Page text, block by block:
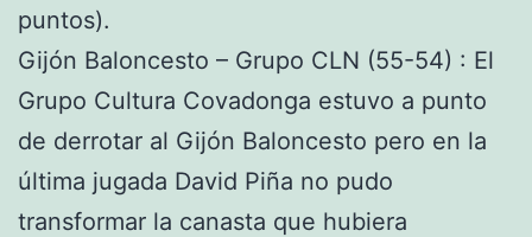
puntos).
Gijón Baloncesto – Grupo CLN (55-54) : El
Grupo Cultura Covadonga estuvo a punto
de derrotar al Gijón Baloncesto pero en la
última jugada David Piña no pudo
transformar la canasta que hubiera